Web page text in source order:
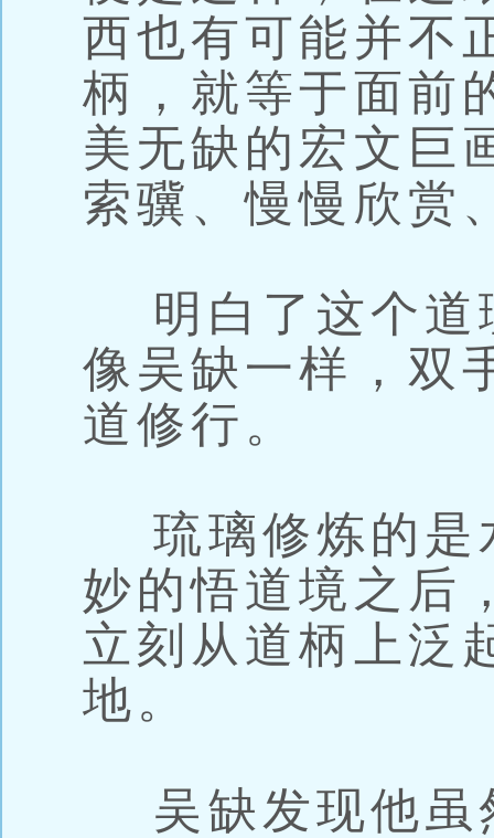
西也有可能并不
柄，就等于面前
美无缺的宏文巨
索骥、慢慢欣赏
明白了这个道
像吴缺一样，双
道修行。
琉璃修炼的是
妙的悟道境之后
立刻从道柄上泛
地。
吴缺发现他虽